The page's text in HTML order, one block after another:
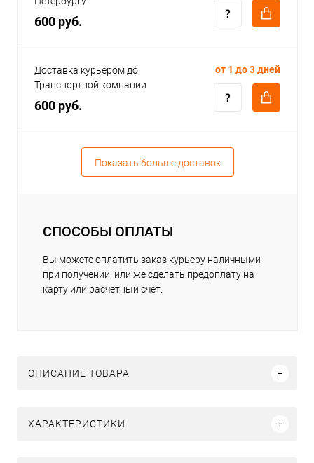
600 руб.
Доставка курьером до
Транспортной компании
600 руб.
от 1 до 3 дней
Показать больше доставок
СПОСОБЫ ОПЛАТЫ
Вы можете оплатить заказ курьеру наличными
при получении, или же сделать предоплату на
карту или расчетный счет.
ОПИСАНИЕ ТОВАРА
ХАРАКТЕРИСТИКИ